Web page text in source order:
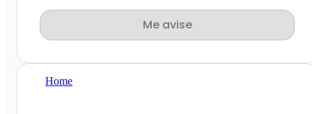
Me avise
Home